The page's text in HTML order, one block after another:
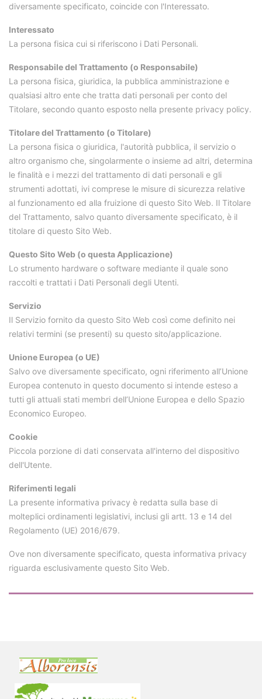
diversamente specificato, coincide con l'Interessato.
Interessato
La persona fisica cui si riferiscono i Dati Personali.
Responsabile del Trattamento (o Responsabile)
La persona fisica, giuridica, la pubblica amministrazione e
qualsiasi altro ente che tratta dati personali per conto del
Titolare, secondo quanto esposto nella presente privacy policy.
Titolare del Trattamento (o Titolare)
La persona fisica o giuridica, l'autorità pubblica, il servizio o
altro organismo che, singolarmente o insieme ad altri, determina
le finalità e i mezzi del trattamento di dati personali e gli
strumenti adottati, ivi comprese le misure di sicurezza relative
al funzionamento ed alla fruizione di questo Sito Web. Il Titolare
del Trattamento, salvo quanto diversamente specificato, è il
titolare di questo Sito Web.
Questo Sito Web (o questa Applicazione)
Lo strumento hardware o software mediante il quale sono
raccolti e trattati i Dati Personali degli Utenti.
Servizio
Il Servizio fornito da questo Sito Web così come definito nei
relativi termini (se presenti) su questo sito/applicazione.
Unione Europea (o UE)
Salvo ove diversamente specificato, ogni riferimento all’Unione
Europea contenuto in questo documento si intende esteso a
tutti gli attuali stati membri dell’Unione Europea e dello Spazio
Economico Europeo.
Cookie
Piccola porzione di dati conservata all'interno del dispositivo
dell'Utente.
Riferimenti legali
La presente informativa privacy è redatta sulla base di
molteplici ordinamenti legislativi, inclusi gli artt. 13 e 14 del
Regolamento (UE) 2016/679.
Ove non diversamente specificato, questa informativa privacy
riguarda esclusivamente questo Sito Web.